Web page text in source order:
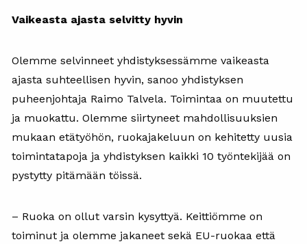
Vaikeasta ajasta selvitty hyvin
Olemme selvinneet yhdistyksessämme vaikeasta
ajasta suhteellisen hyvin, sanoo yhdistyksen
puheenjohtaja Raimo Talvela. Toimintaa on muutettu
ja muokattu. Olemme siirtyneet mahdollisuuksien
mukaan etätyöhön, ruokajakeluun on kehitetty uusia
toimintatapoja ja yhdistyksen kaikki 10 työntekijää on
pystytty pitämään töissä.
– Ruoka on ollut varsin kysyttyä. Keittiömme on
toiminut ja olemme jakaneet sekä EU-ruokaa että